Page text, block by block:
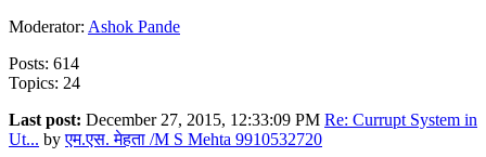
Moderator: Ashok Pande
Posts: 614
Topics: 24
Last post: December 27, 2015, 12:33:09 PM Re: Currupt System in
Ut... byएम.एस. मेहता /M S Mehta 9910532720